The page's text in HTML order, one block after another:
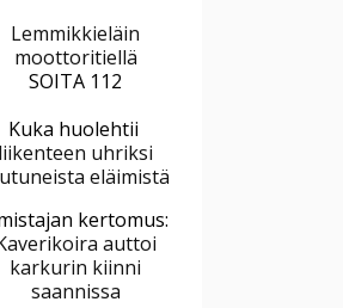
Lemmikkieläin
moottoritiellä
SOITA 112
Kuka huolehtii
liikenteen uhriksi
eläimistä
kertomus:
auttoi
karkurin kiinni
saannissa